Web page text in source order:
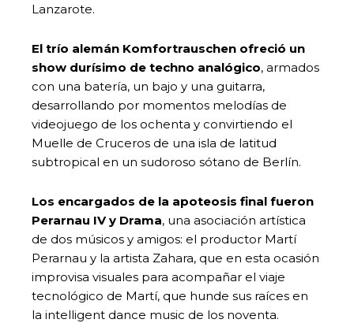
Lanzarote.
El trío alemán Komfortrauschen ofreció un
show durísimo de techno analógico, armados
con una batería, un bajo y una guitarra,
desarrollando por momentos melodías de
videojuego de los ochenta y convirtiendo el
Muelle de Cruceros de una isla de latitud
subtropical en un sudoroso sótano de Berlín.
Los encargados de la apoteosis final fueron
Perarnau IV y Drama, una asociación artística
de dos músicos y amigos: el productor Martí
Perarnau y la artista Zahara, que en esta ocasión
improvisa visuales para acompañar el viaje
tecnológico de Martí, que hunde sus raíces en
la intelligent dance music de los noventa.